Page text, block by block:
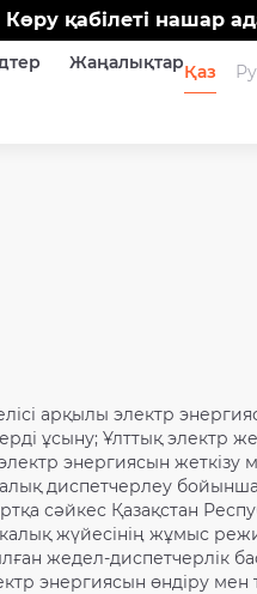
ЖаңалықтарҚаз
Көру қабілеті нашар
арқылы электр
ұсыну; Ұлттық электр
энергиясын жеткізу
диспетчерлеу
сәйкес Қазақстан
жүйесінің жұмыс
жедел-диспетчерлік
энергиясын өндіру мен